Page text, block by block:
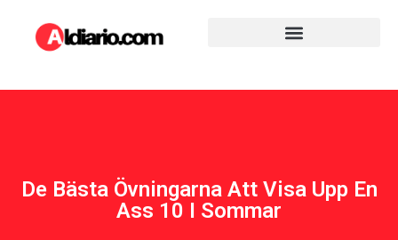
De Bästa Övningarna Att Visa Upp En
Ass 10 I Sommar